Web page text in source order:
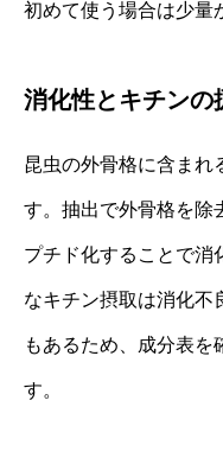
初めて使う場合は少量
消化性とキチンの
昆虫の外骨格に含まれ
す。抽出で外骨格を除
プチド化することで消
なキチン摂取は消化不
もあるため、成分表
す。